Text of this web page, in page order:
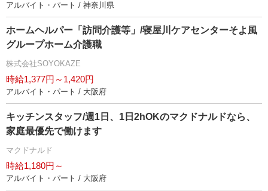
アルバイト・パート / 神奈川県
ホームヘルパー「訪問介護等」/寝屋川ケアセンターそよ風
グループホーム介護職
株式会社SOYOKAZE
時給1,377円～1,420円
アルバイト・パート / 大阪府
キッチンスタッフ/週1日、1日2hOKのマクドナルドなら、
家庭最優先で働けます
マクドナルド
時給1,180円～
アルバイト・パート / 大阪府